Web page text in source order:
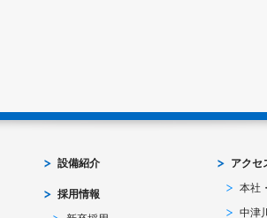
設備紹介
採用情報
アクセ
本社
中津